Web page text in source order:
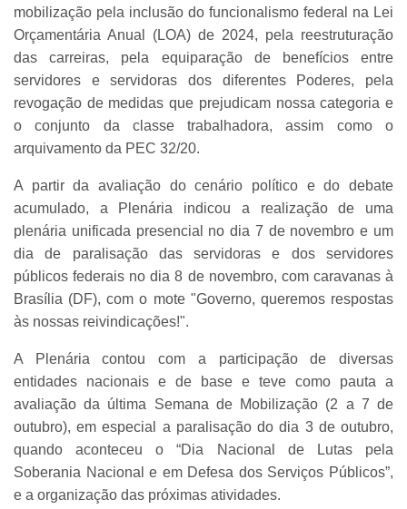
mobilização pela inclusão do funcionalismo federal na Lei
Orçamentária Anual (LOA) de 2024, pela reestruturação
das carreiras, pela equiparação de benefícios entre
servidores e servidoras dos diferentes Poderes, pela
revogação de medidas que prejudicam nossa categoria e
o conjunto da classe trabalhadora, assim como o
arquivamento da PEC 32/20.
A partir da avaliação do cenário político e do debate
acumulado, a Plenária indicou a realização de uma
plenária unificada presencial no dia 7 de novembro e um
dia de paralisação das servidoras e dos servidores
públicos federais no dia 8 de novembro, com caravanas à
Brasília (DF), com o mote "Governo, queremos respostas
às nossas reivindicações!".
A Plenária contou com a participação de diversas
entidades nacionais e de base e teve como pauta a
avaliação da última Semana de Mobilização (2 a 7 de
outubro), em especial a paralisação do dia 3 de outubro,
quando aconteceu o “Dia Nacional de Lutas pela
Soberania Nacional e em Defesa dos Serviços Públicos”,
e a organização das próximas atividades.